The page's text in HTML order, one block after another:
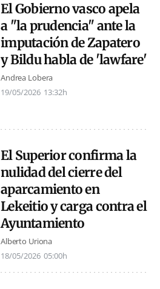
El Gobierno vasco apela
a "la prudencia" ante la
imputación de Zapatero
y Bildu habla de 'lawfare'
Andrea Lobera
19/05/2026 13:32h
El Superior confirma la
nulidad del cierre del
aparcamiento en
Lekeitio y carga contra el
Ayuntamiento
Alberto Uriona
18/05/2026 05:00h